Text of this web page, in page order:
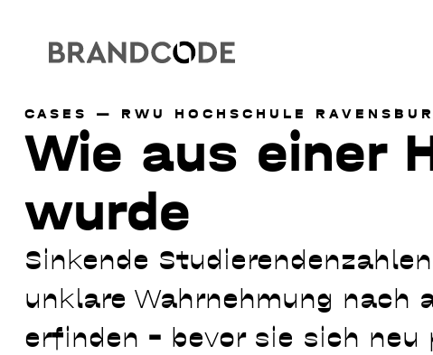
CASES RWU HOCHSCHULE
Wie aus einer
wurde
Sinkende
unklare Wahrnehmung nach
erfinden – bevor sie sich neu